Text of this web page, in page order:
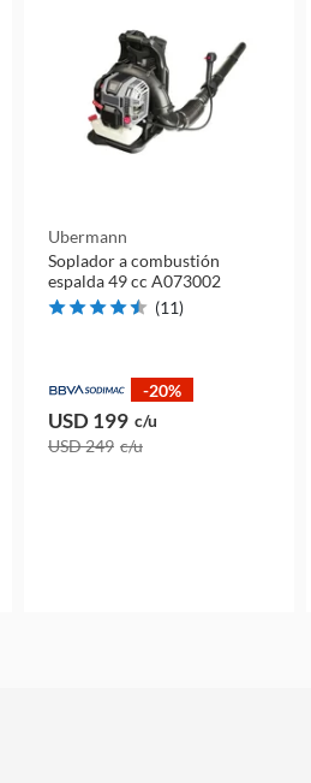
Ubermann
Soplador a combustión
espalda 49 cc A073002
(11)
-20%
USD 199 c/u
USD 249 c/u